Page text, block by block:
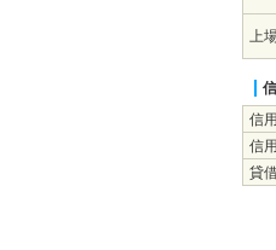
上
信
信
貸